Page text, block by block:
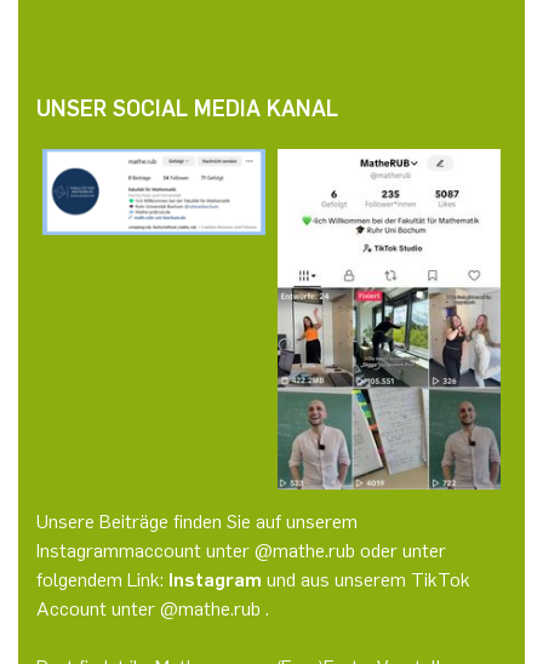
UNSER SOCIAL MEDIA KANAL
Unsere Beiträge finden Sie auf unserem
Instagrammaccount unter @mathe.rub oder unter
folgendem Link: Instagram und aus unserem TikTok
Account unter @mathe.rub .